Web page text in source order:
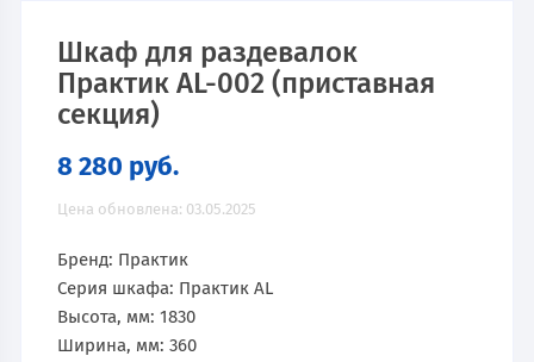
Шкаф для раздевалок
Практик AL-002 (приставная
секция)
8 280 руб.
Цена обновлена: 03.05.2025
Бренд: Практик
Серия шкафа: Практик AL
Высота, мм: 1830
Ширина, мм: 360